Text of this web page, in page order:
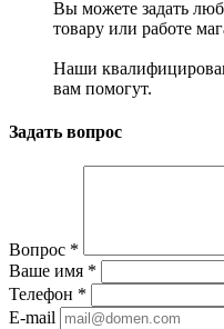
Вы можете задать
товару или работе
Наши
вам помогут.
Задать вопрос
Вопрос *
Ваше имя *
Телефон *
E-mail